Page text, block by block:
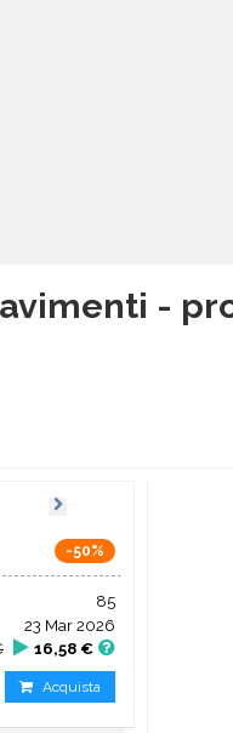
-
-50%
85
23 Mar 2026
16,58 €
Acquista